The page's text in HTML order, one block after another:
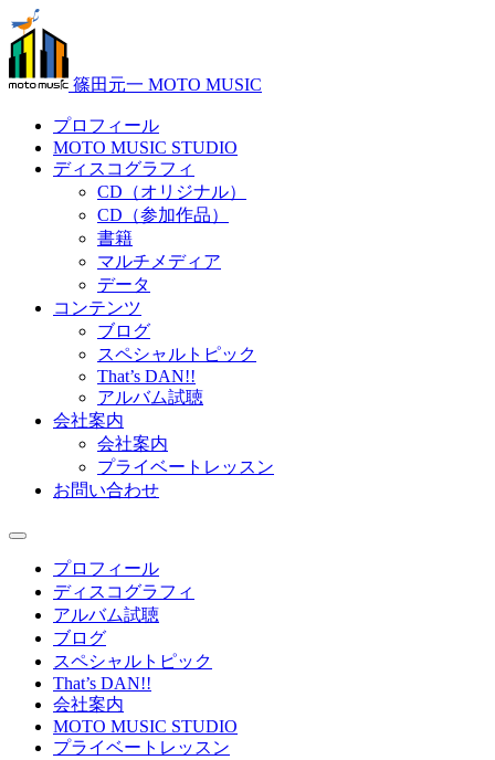
篠田元一 MOTO MUSIC
プロフィール
MOTO MUSIC STUDIO
ディスコグラフィ
CD（オリジナル）
CD（参加作品）
書籍
マルチメディア
データ
コンテンツ
ブログ
スペシャルトピック
That’s DAN!!
アルバム試聴
会社案内
会社案内
プライベートレッスン
お問い合わせ
プロフィール
ディスコグラフィ
アルバム試聴
ブログ
スペシャルトピック
That’s DAN!!
会社案内
MOTO MUSIC STUDIO
プライベートレッスン